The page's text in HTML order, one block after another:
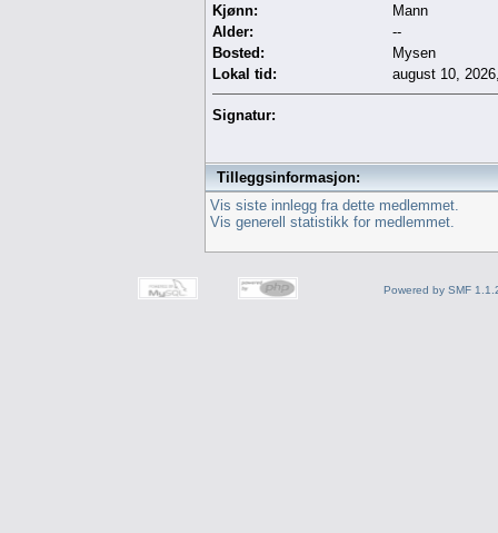
Kjønn:
Mann
Alder:
--
Bosted:
Mysen
Lokal tid:
august 10,
Signatur:
Tilleggsinformasjon:
Vis siste innlegg fra dette medlemmet.
Vis generell statistikk for medlemmet.
Powered by SMF